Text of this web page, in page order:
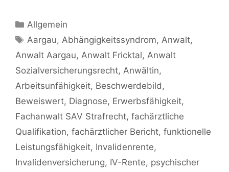
Allgemein
Aargau,Abhängigkeitssyndrom,Anwalt,
Anwalt Aargau, Anwalt Fricktal, Anwalt
Sozialversicherungsrecht, Anwältin,
Arbeitsunfähigkeit, Beschwerdebild,
Beweiswert, Diagnose, Erwerbsfähigkeit,
Fachanwalt SAV Strafrecht, fachärztliche
Qualifikation, fachärztlicher Bericht, funktionelle
Leistungsfähigkeit, Invalidenrente,
Invalidenversicherung, IV-Rente, psychischer